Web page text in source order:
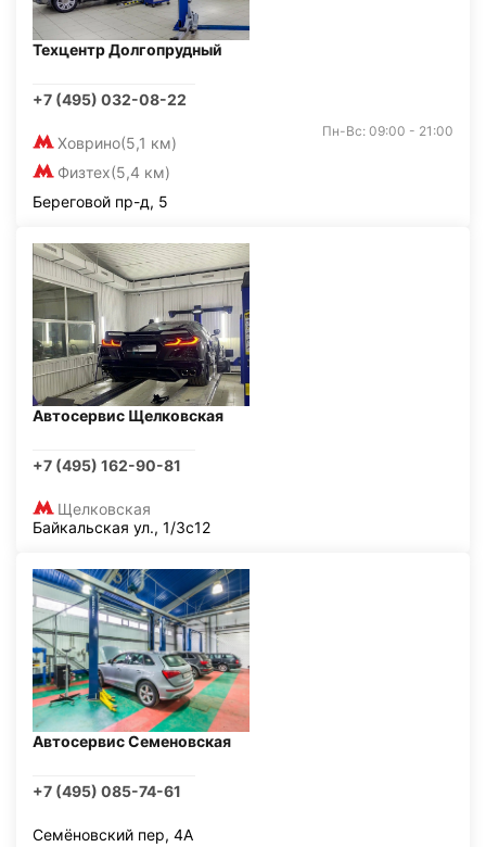
Техцентр Долгопрудный
+7 (495) 032-08-22
Ховрино(5,1 км)
Физтех(5,4 км)
Пн-Вс: 09:00 - 21:00
Береговой пр-д, 5
Автосервис Щелковская
+7 (495) 162-90-81
Щелковская
Байкальская ул., 1/3с12
Автосервис Семеновская
+7 (495) 085-74-61
Семёновский пер, 4А